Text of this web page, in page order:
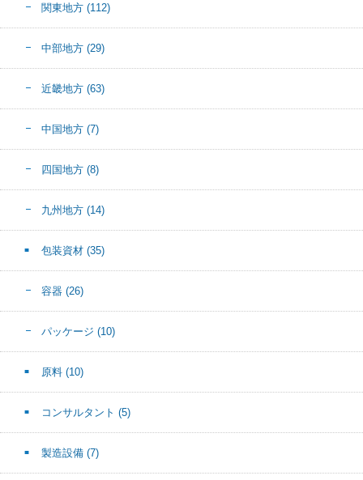
関東地方 (112)
中部地方 (29)
近畿地方 (63)
中国地方 (7)
四国地方 (8)
九州地方 (14)
包装資材 (35)
容器 (26)
パッケージ (10)
原料 (10)
コンサルタント (5)
製造設備 (7)